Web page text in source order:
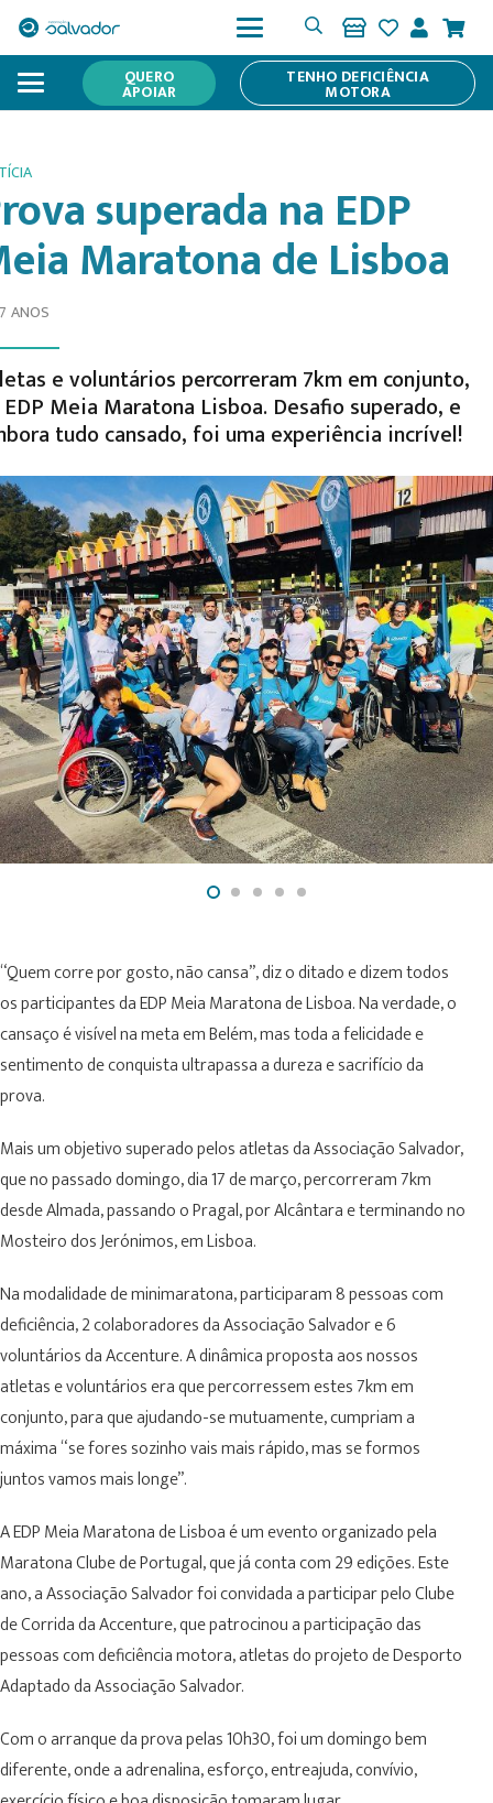
QUERO
APOIAR
TENHO DEFICIÊNCIA
MOTORA
superada na EDP
Maratona de Lisboa
ANOS
e voluntários percorreram 7km em conjunto,
Meia Maratona Lisboa. Desafio superado, e
tudo cansado, foi uma experiência incrível!
“Quem corre por gosto, não cansa”, diz o ditado e dizem todos
os participantes da EDP Meia Maratona de Lisboa. Na verdade, o
cansaço é visível na meta em Belém, mas toda a felicidade e
sentimento de conquista ultrapassa a dureza e sacrifício da
prova.
Mais um objetivo superado pelos atletas da Associação Salvador,
que no passado domingo, dia 17 de março, percorreram 7km
desde Almada, passando o Pragal, por Alcântara e terminando no
Mosteiro dos Jerónimos, em Lisboa.
Na modalidade de minimaratona, participaram 8 pessoas com
deficiência, 2 colaboradores da Associação Salvador e 6
voluntários da Accenture. A dinâmica proposta aos nossos
atletas e voluntários era que percorressem estes 7km em
conjunto, para que ajudando-se mutuamente, cumpriam a
máxima “se fores sozinho vais mais rápido, mas se formos
juntos vamos mais longe”.
A EDP Meia Maratona de Lisboa é um evento organizado pela
Maratona Clube de Portugal, que já conta com 29 edições. Este
ano, a Associação Salvador foi convidada a participar pelo Clube
de Corrida da Accenture, que patrocinou a participação das
pessoas com deficiência motora, atletas do projeto de Desporto
Adaptado da Associação Salvador.
Com o arranque da prova pelas 10h30, foi um domingo bem
diferente, onde a adrenalina, esforço, entreajuda, convívio,